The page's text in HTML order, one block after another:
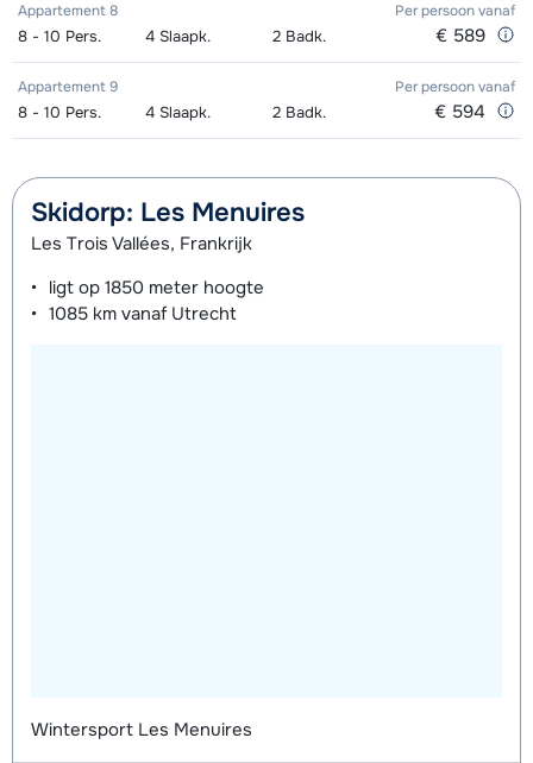
Appartement 8 Per persoonvanaf
8 - 10 Pers. 4 Slaapk. 2 Badk. € 589
Appartement 9 Per persoonvanaf
8 - 10 Pers. 4 Slaapk. 2 Badk. € 594
Skidorp: Les Menuires
Les Trois Vallées, Frankrijk
ligt op 1850 meter hoogte
1085 km vanaf Utrecht
Wintersport Les Menuires